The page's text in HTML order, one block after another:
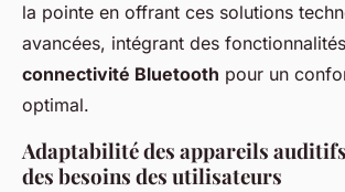
la pointe en offrant ces solutions
avancées, intégrant des
connectivité Bluetooth pour un
optimal.
Adaptabilité des appareils
des besoins des utilisateurs